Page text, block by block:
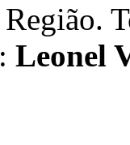
Leonel